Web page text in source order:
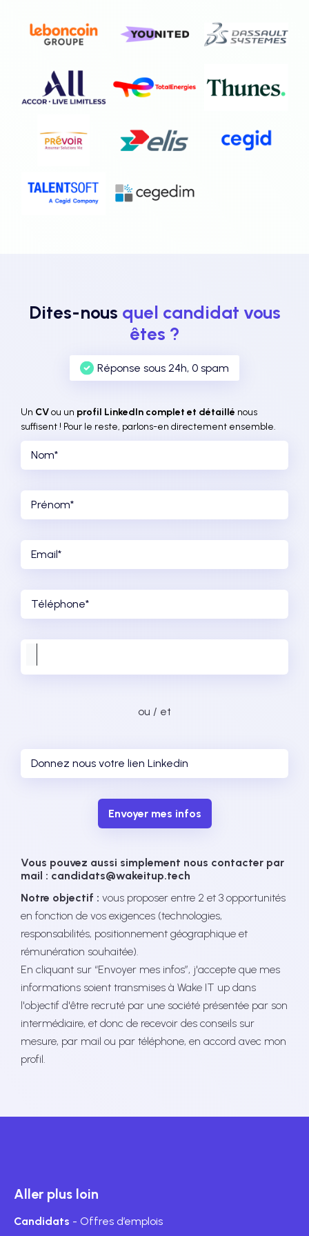
Dites-nous quel candidat vous
êtes ?
Réponse sous 24h, 0 spam
Un CVou un profil LinkedIn complet et détaillé nous
suffisent ! Pour le reste, parlons-en directement ensemble.
ou / et
Envoyer mes infos
Vous pouvez aussi simplement nous contacter par
mail : candidats@wakeitup.tech
Notre objectif : vous proposer entre 2 et 3 opportunités
en fonction de vos exigences (technologies,
responsabilités, positionnement géographique et
rémunération souhaitée).
En cliquant sur “Envoyer mes infos”, j'accepte que mes
informations soient transmises à Wake IT up dans
l'objectif d'être recruté par une société présentée par son
intermédiaire, et donc de recevoir des conseils sur
mesure, par mail ou par téléphone, en accord avec mon
profil.
Aller plus loin
Candidats - Offres d’emplois